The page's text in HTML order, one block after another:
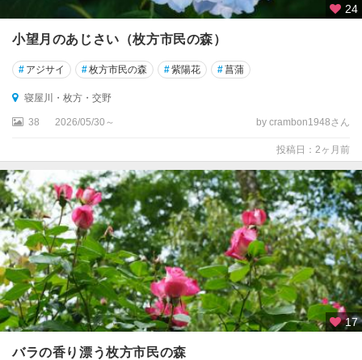
寝
屋
川
枚
・
交
野
茨
木
・
摂
津
高
槻
24
小望月のあじさい（枚方市民の森）
# アジサイ #枚方市民の森 #紫陽花 #菖蒲
寝屋川・枚方・交野
38 2026/05/30～ by crambon1948さん
投稿日：2ヶ月前
17
バラの香り漂う枚方市民の森